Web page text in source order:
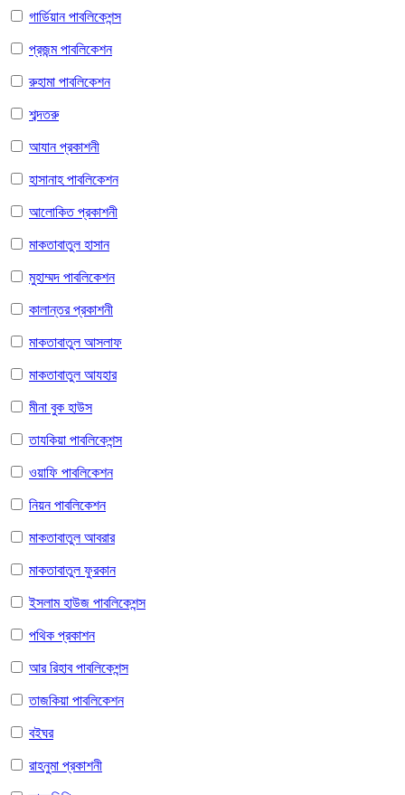
গার্ডিয়ান পাবলিকেশন্স
প্রজন্ম পাবলিকেশন
রুহামা পাবলিকেশন
শব্দতরু
আযান প্রকাশনী
হাসানাহ পাবলিকেশন
আলোকিত প্রকাশনী
মাকতাবাতুল হাসান
মুহাম্মদ পাবলিকেশন
কালান্তর প্রকাশনী
মাকতাবাতুল আসলাফ
মাকতাবাতুল আযহার
মীনা বুক হাউস
তাযকিয়া পাবলিকেশন্স
ওয়াফি পাবলিকেশন
নিয়ন পাবলিকেশন
মাকতাবাতুল আবরার
মাকতাবাতুল ফুরকান
ইসলাম হাউজ পাবলিকেশন্স
পথিক প্রকাশন
আর রিহাব পাবলিকেশন্স
তাজকিয়া পাবলিকেশন
বইঘর
রাহনুমা প্রকাশনী